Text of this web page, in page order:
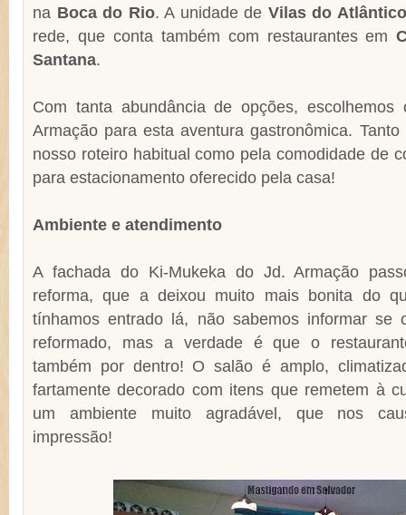
na Boca do Rio. A unidade de Vilas do Atlântico
rede, que conta também com restaurantes em
Santana.
Com tanta abundância de opções,
Armação para esta aventura gastronômica.
nosso roteiro habitual como pela comodidade de
para estacionamento oferecido pela casa!
Ambiente e atendimento
A fachada do Ki-Mukeka do Jd. Armação
reforma, que a deixou muito mais bonita do
tínhamos entrado lá, não sabemos informar se
reformado, mas a verdade é que o
também por dentro! O salão é amplo,
fartamente decorado com itens que remetem à
um ambiente muito agradável, que nos
impressão!